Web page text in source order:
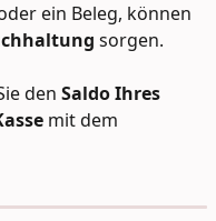
ein Beleg, können
sorgen.
den Saldo Ihres
mit dem